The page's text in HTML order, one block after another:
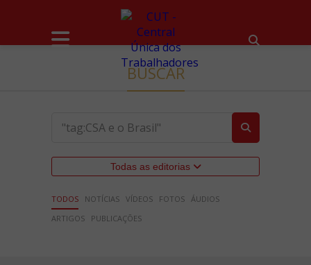
BUSCAR
Todas as editorias
TODOS NOTÍCIAS VÍDEOS FOTOS ÁUDIOS
ARTIGOS
PUBLICAÇÕES